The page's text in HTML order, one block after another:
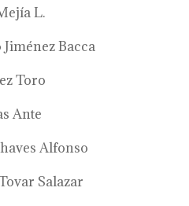
L.
Bacca
Toro
Ante
Alfonso
Salazar